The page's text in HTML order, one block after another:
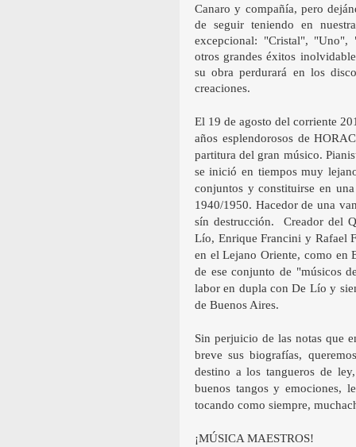
Canaro y compañía, pero
de seguir teniendo en
excepcional: "Cristal",
otros grandes éxitos
su obra perdurará en los
creaciones.
El 19 de agosto del corriente
años esplendorosos de
partitura del gran músico.
se inició en tiempos muy
conjuntos y constituirse en
1940/1950. Hacedor de una
sín destrucción. Creador del
Lío, Enrique Francini y Rafael
en el Lejano Oriente, como en
de ese conjunto de "músicos
labor en dupla con De Lío y
de Buenos Aires.
Sin perjuicio de las notas que
breve sus biografías,
destino a los tangueros de
buenos tangos y emociones,
tocando como siempre,
¡MÚSICA MAESTROS!